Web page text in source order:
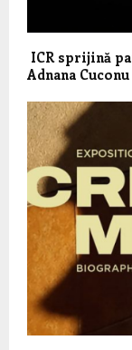
ICR sprijină
Adnana